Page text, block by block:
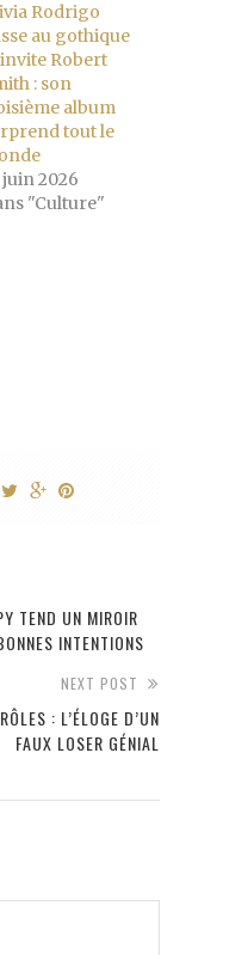
Rodrigo
au gothique
Robert
: son
album
tout le
juin 2026
"Culture"
TEND UN MIROIR
INTENTIONS
NEXT POST
: L’ÉLOGE D’UN
FAUX LOSER GÉNIAL